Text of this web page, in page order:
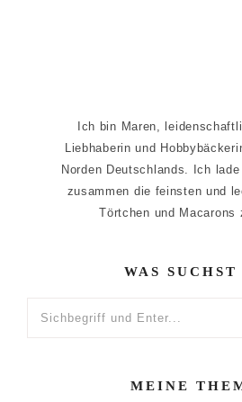
Ich bin Maren,
Liebhaberin und
Norden Deutschlands. Ich
zusammen die feinsten und
Törtchen und Macarons
WAS SUCHST
MEINE